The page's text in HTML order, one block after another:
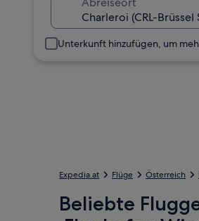
geöffnet
Unterkunft hinzufügen, um
Expedia.at Flüge Österreich
Beliebte